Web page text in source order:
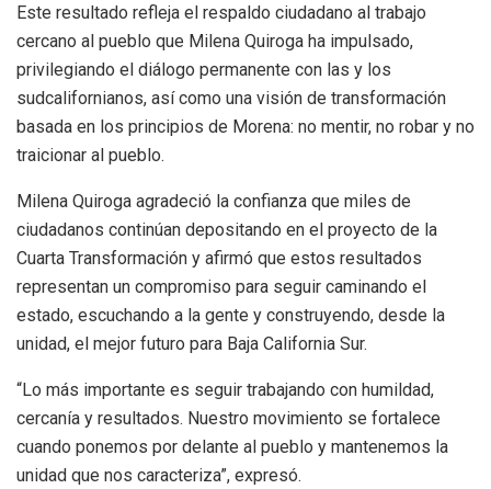
Este resultado refleja el respaldo ciudadano al trabajo
cercano al pueblo que Milena Quiroga ha impulsado,
privilegiando el diálogo permanente con las y los
sudcalifornianos, así como una visión de transformación
basada en los principios de Morena: no mentir, no robar y no
traicionar al pueblo.
Milena Quiroga agradeció la confianza que miles de
ciudadanos continúan depositando en el proyecto de la
Cuarta Transformación y afirmó que estos resultados
representan un compromiso para seguir caminando el
estado, escuchando a la gente y construyendo, desde la
unidad, el mejor futuro para Baja California Sur.
“Lo más importante es seguir trabajando con humildad,
cercanía y resultados. Nuestro movimiento se fortalece
cuando ponemos por delante al pueblo y mantenemos la
unidad que nos caracteriza”, expresó.